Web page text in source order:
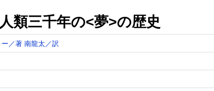
類三千年の<夢>の歴史
／著 南龍太／訳